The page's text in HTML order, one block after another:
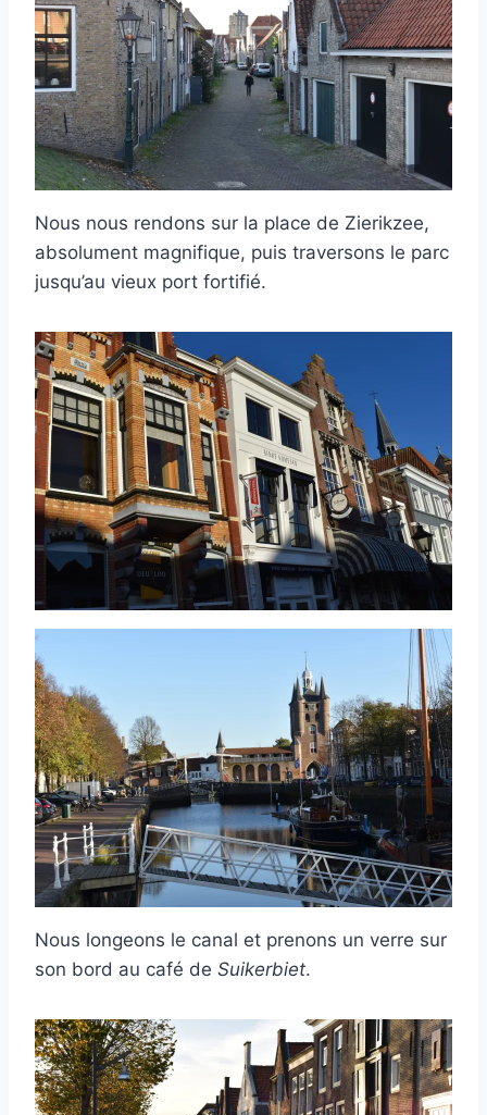
Nous nous rendons sur la place de Zierikzee,
absolument magnifique, puis traversons le parc
jusqu’au vieux port fortifié.
Nous longeons le canal et prenons un verre sur
son bord au café de Suikerbiet.